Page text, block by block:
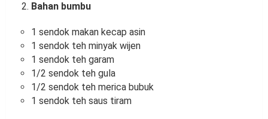
Bahan bumbu
1 sendok makan kecap asin
1 sendok teh minyak wijen
1 sendok teh garam
1/2 sendok teh gula
1/2 sendok teh merica bubuk
1 sendok teh saus tiram